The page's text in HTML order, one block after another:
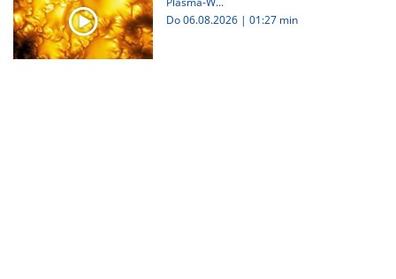
Do 06.08.2026 | 01:27 min